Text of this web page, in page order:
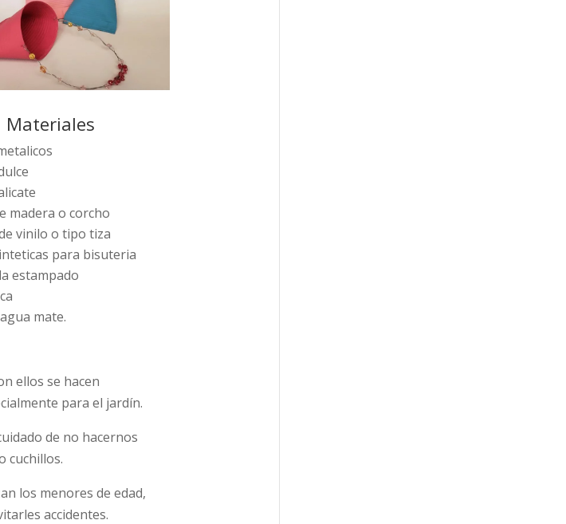
Materiales
madera o corcho
vinilo o tipo tiza
para bisuteria
estampado
mate.
ellos se hacen
para el jardín.
de no hacernos
cuchillos.
los menores de edad,
accidentes.